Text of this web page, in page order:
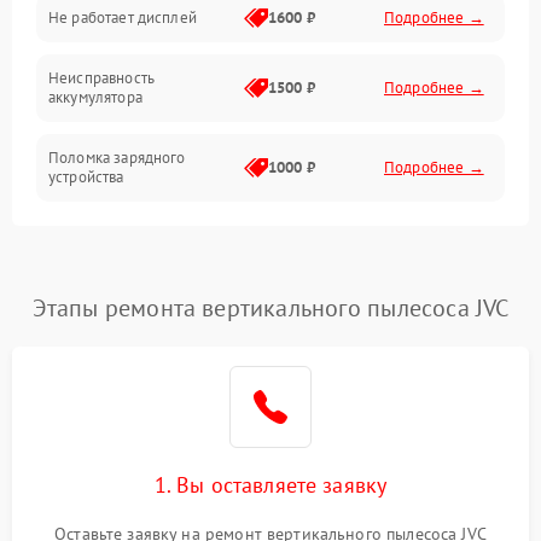
Засор
Привод
Электронные компоненты
Не работает дисплей 1600 ₽ Подробнее →
Неисправность
аккумулятора
1500 ₽ Подробнее →
Поломка зарядного
устройства
1000 ₽ Подробнее →
включения/выключения
500 ₽ Подробнее →
защиты от перегрева
Поломка системы
Этапы ремонта вертикального пылесоса JVC
1. Вы оставляете заявку
Оставьте заявку на ремонт вертикального пылесоса JVC